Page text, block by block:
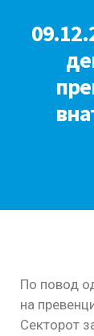
По повод
на
Секторот